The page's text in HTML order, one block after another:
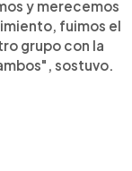
y merecemos
fuimos el
grupo con la
sostuvo.